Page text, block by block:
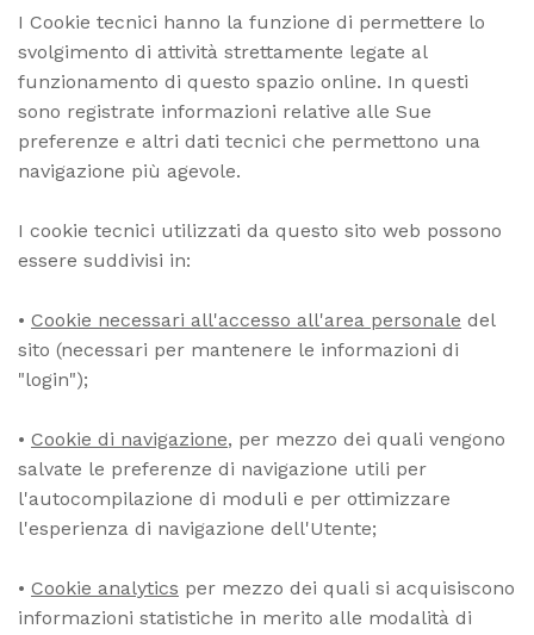
I Cookie tecnici hanno la funzione di permettere lo
svolgimento di attività strettamente legate al
funzionamento di questo spazio online. In questi
sono registrate informazioni relative alle Sue
preferenze e altri dati tecnici che permettono una
navigazione più agevole.
I cookie tecnici utilizzati da questo sito web possono
essere suddivisi in:
• Cookie necessari all'accesso all'area personale del
sito (necessari per mantenere le informazioni di
"login");
• Cookie di navigazione, per mezzo dei quali vengono
salvate le preferenze di navigazione utili per
l'autocompilazione di moduli e per ottimizzare
l'esperienza di navigazione dell'Utente;
• Cookie analytics per mezzo dei quali si acquisiscono
informazioni statistiche in merito alle modalità di